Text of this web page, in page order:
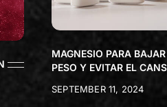
MAGNESIO PARA BAJAR
PESO Y EVITAR EL
SEPTEMBER 11, 2024